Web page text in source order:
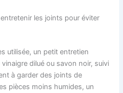
les joints pour éviter
utilisée, un petit entretien
dilué ou savon noir, suivi
à garder des joints de
pièces moins humides, un